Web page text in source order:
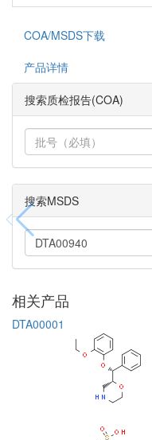
COA/MSDS下载
产品详情
搜索质检报告(COA)
搜索MSDS
相关产品
DTA00001